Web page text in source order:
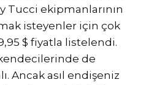
Tucci ekipmanlarının
isteyenler için çok
$ fiyatla listelendi.
de
Ancak asıl endişeniz